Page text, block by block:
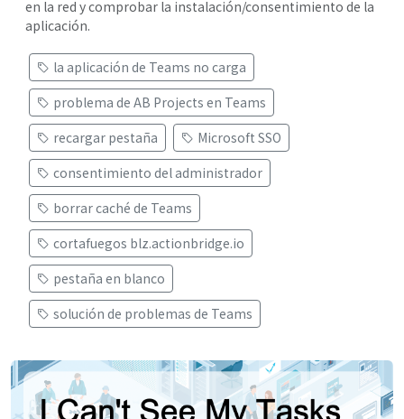
en la red y comprobar la instalación/consentimiento de la
aplicación.
la aplicación de Teams no carga
problema de AB Projects en Teams
recargar pestaña
Microsoft SSO
consentimiento del administrador
borrar caché de Teams
cortafuegos blz.actionbridge.io
pestaña en blanco
solución de problemas de Teams